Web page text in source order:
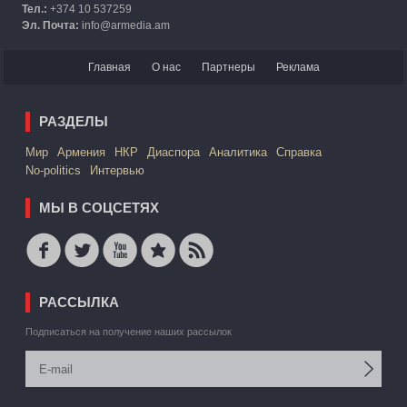
Тел.: +374 10 537259
Эл. Почта: info@armedia.am
Главная О нас Партнеры Реклама
РАЗДЕЛЫ
Mир Армения НКР Диаспора Аналитика
Справка
No-politics
Интервью
МЫ В СОЦСЕТЯХ
РАССЫЛКА
Подписаться на получение наших рассылок